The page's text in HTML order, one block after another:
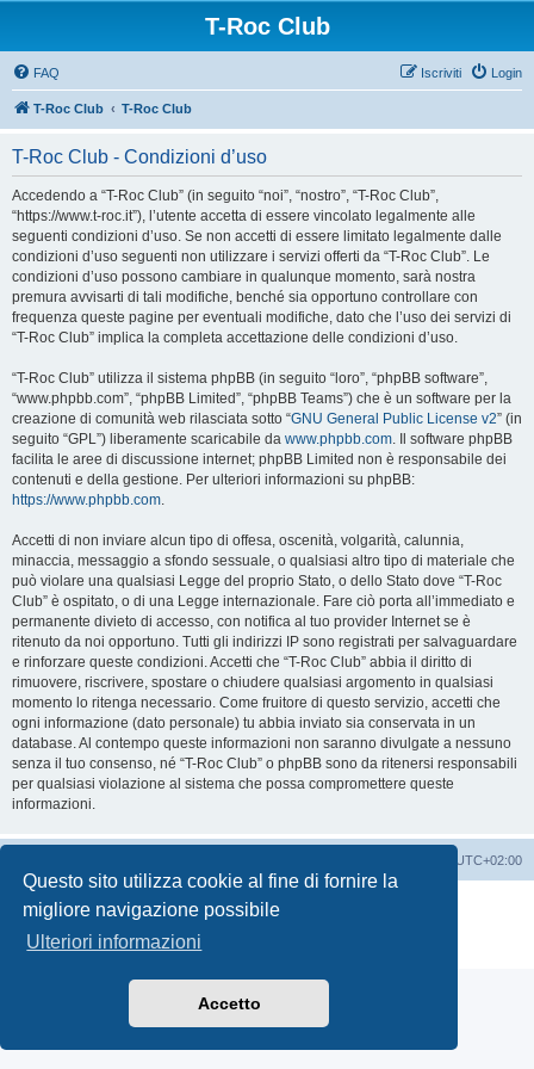
Questo sito utilizza cookie al fine di fornire la
migliore navigazione possibile
Ulteriori informazioni
Accetto
T-Roc Club
FAQ Login
Iscriviti
T-Roc Club T-Roc Club
T-Roc Club - Condizioni d’uso
Accedendo a “T-Roc Club” (in seguito “noi”, “nostro”, “T-Roc Club”,
“https://www.t-roc.it”), l’utente accetta di essere vincolato legalmente alle
seguenti condizioni d’uso. Se non accetti di essere limitato legalmente dalle
condizioni d’uso seguenti non utilizzare i servizi offerti da “T-Roc Club”. Le
condizioni d’uso possono cambiare in qualunque momento, sarà nostra
premura avvisarti di tali modifiche, benché sia opportuno controllare con
frequenza queste pagine per eventuali modifiche, dato che l’uso dei servizi di
“T-Roc Club” implica la completa accettazione delle condizioni d’uso.
“T-Roc Club” utilizza il sistema phpBB (in seguito “loro”, “phpBB software”,
“www.phpbb.com”, “phpBB Limited”, “phpBB Teams”) che è un software per la
creazione di comunità web rilasciata sotto “GNU General Public License v2” (in
seguito “GPL”) liberamente scaricabile da www.phpbb.com. Il software phpBB
facilita le aree di discussione internet; phpBB Limited non è responsabile dei
contenuti e della gestione. Per ulteriori informazioni su phpBB:
https://www.phpbb.com.
Accetti di non inviare alcun tipo di offesa, oscenità, volgarità, calunnia,
minaccia, messaggio a sfondo sessuale, o qualsiasi altro tipo di materiale che
può violare una qualsiasi Legge del proprio Stato, o dello Stato dove “T-Roc
Club” è ospitato, o di una Legge internazionale. Fare ciò porta all’immediato e
permanente divieto di accesso, con notifica al tuo provider Internet se è
ritenuto da noi opportuno. Tutti gli indirizzi IP sono registrati per salvaguardare
e rinforzare queste condizioni. Accetti che “T-Roc Club” abbia il diritto di
rimuovere, riscrivere, spostare o chiudere qualsiasi argomento in qualsiasi
momento lo ritenga necessario. Come fruitore di questo servizio, accetti che
ogni informazione (dato personale) tu abbia inviato sia conservata in un
database. Al contempo queste informazioni non saranno divulgate a nessuno
senza il tuo consenso, né “T-Roc Club” o phpBB sono da ritenersi responsabili
per qualsiasi violazione al sistema che possa compromettere queste
informazioni.
UTC+02:00
Creato da
® Forum Software © phpBB Limited
Traduzione Italiana